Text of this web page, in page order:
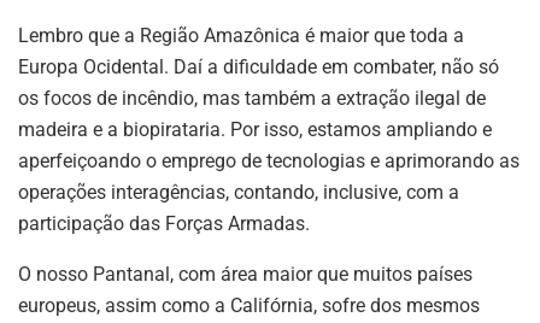
Lembro que a Região Amazônica é maior que toda a
Europa Ocidental. Daí a dificuldade em combater, não só
os focos de incêndio, mas também a extração ilegal de
madeira e a biopirataria. Por isso, estamos ampliando e
aperfeiçoando o emprego de tecnologias e aprimorando as
operações interagências, contando, inclusive, com a
participação das Forças Armadas.
O nosso Pantanal, com área maior que muitos países
europeus, assim como a Califórnia, sofre dos mesmos